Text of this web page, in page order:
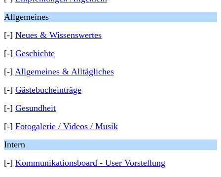
Allgemeines
[-] Neues & Wissenswertes
[-] Geschichte
[-] Allgemeines & Alltägliches
[-] Gästebucheinträge
[-] Gesundheit
[-] Fotogalerie / Videos / Musik
Intern
[-] Kommunikationsboard - User Vorstellung